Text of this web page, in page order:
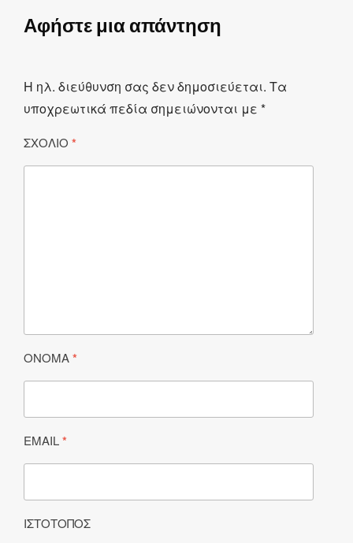
Αφήστε μια απάντηση
Η ηλ. διεύθυνση σας δεν δημοσιεύεται. Τα
υποχρεωτικά πεδία σημειώνονται με *
ΣΧΌΛΙΟ *
ΌΝΟΜΑ*
EMAIL*
ΙΣΤΌΤΟΠΟΣ